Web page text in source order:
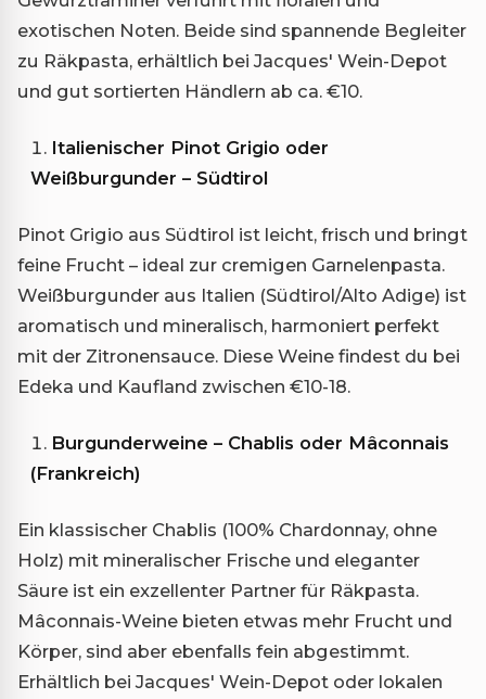
exotischen Noten. Beide sind spannende Begleiter
zu Räkpasta, erhältlich bei Jacques' Wein-Depot
und gut sortierten Händlern ab ca. €10.
Italienischer Pinot Grigio oder
Weißburgunder – Südtirol
Pinot Grigio aus Südtirol ist leicht, frisch und bringt
feine Frucht – ideal zur cremigen Garnelenpasta.
Weißburgunder aus Italien (Südtirol/Alto Adige) ist
aromatisch und mineralisch, harmoniert perfekt
mit der Zitronensauce. Diese Weine findest du bei
Edeka und Kaufland zwischen €10-18.
Burgunderweine – Chablis oder Mâconnais
(Frankreich)
Ein klassischer Chablis (100% Chardonnay, ohne
Holz) mit mineralischer Frische und eleganter
Säure ist ein exzellenter Partner für Räkpasta.
Mâconnais-Weine bieten etwas mehr Frucht und
Körper, sind aber ebenfalls fein abgestimmt.
Erhältlich bei Jacques' Wein-Depot oder lokalen